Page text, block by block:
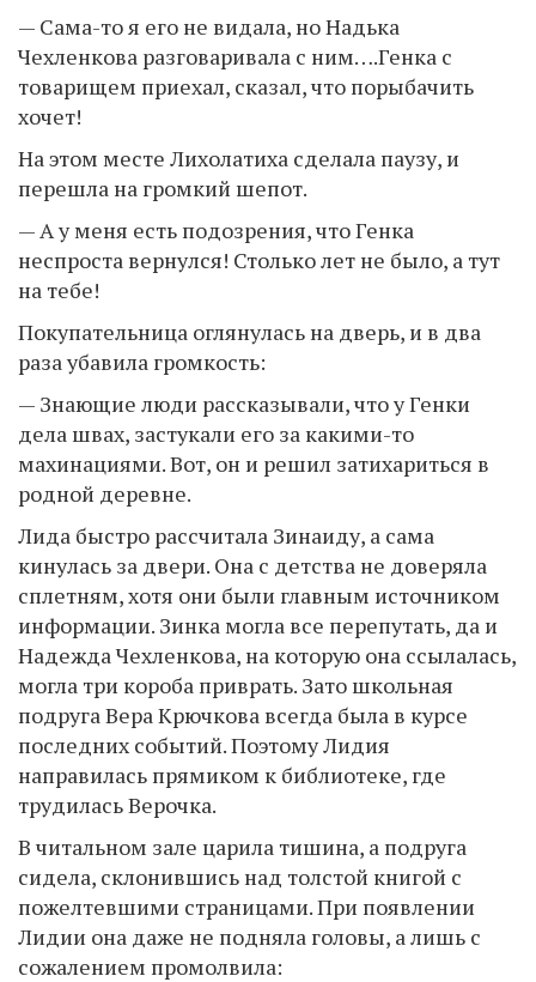
— Сама-то я его не видала, но Надька
Чехленкова разговаривала с ним….Генка с
товарищем приехал, сказал, что порыбачить
хочет!
На этом месте Лихолатиха сделала паузу, и
перешла на громкий шепот.
— А у меня есть подозрения, что Генка
неспроста вернулся! Столько лет не было, а тут
на тебе!
Покупательница оглянулась на дверь, и в два
раза убавила громкость:
— Знающие люди рассказывали, что у Генки
дела швах, застукали его за какими-то
махинациями. Вот, он и решил затихариться в
родной деревне.
Лида быстро рассчитала Зинаиду, а сама
кинулась за двери. Она с детства не доверяла
сплетням, хотя они были главным источником
информации. Зинка могла все перепутать, да и
Надежда Чехленкова, на которую она ссылалась,
могла три короба приврать. Зато школьная
подруга Вера Крючкова всегда была в курсе
последних событий. Поэтому Лидия
направилась прямиком к библиотеке, где
трудилась Верочка.
В читальном зале царила тишина, а подруга
сидела, склонившись над толстой книгой с
пожелтевшими страницами. При появлении
Лидии она даже не подняла головы, а лишь с
сожалением промолвила: